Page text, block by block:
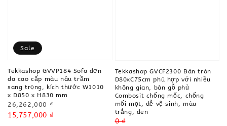
Sale
Tekkashop GVVP184 Sofa đơn
da cao cấp màu nâu trầm
sang trọng, kích thước W1010
x D850 x H830 mm
Regular
price
26,262,000 ₫
Sale
15,757,000 ₫
Tekkashop GVCF2300 Bàn tròn
D80xC75cm phù hợp với nhiều
không gian, bàn gỗ phủ
Combosit chống mốc, chống
mối mọt, dễ vệ sinh, màu
trắng, đen
Regular
0 ₫